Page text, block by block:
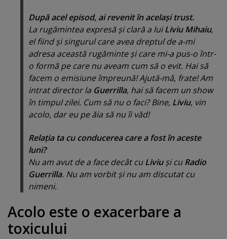
După acel episod, ai revenit în acelaşi trust.
La rugămintea expresă şi clară a luiLiviu Mihaiu,
el fiind şi singurul care avea dreptul de a-mi
adresa această rugăminte şi care mi-a pus-o într-
o formă pe care nu aveam cum să o evit. Hai să
facem o emisiune împreună! Ajută-mă, frate! Am
intrat director la Guerrilla, hai să facem un show
în timpul zilei. Cum să nu o faci? Bine, Liviu, vin
acolo, dar eu pe ăia să nu îi văd!
Relaţia ta cu conducerea care a fost în aceste
luni?
Nu am avut de a face decât cuLiviuşi cuRadio
Guerrilla. Nu am vorbit şi nu am discutat cu
nimeni.
Acolo este o exacerbare a
toxicului